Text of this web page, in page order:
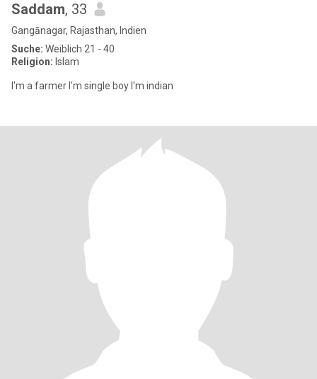
Saddam, 33
Gangānagar, Rajasthan, Indien
Suche: Weiblich 21 - 40
Religion: Islam
I'm a farmer I'm single boy I'm indian